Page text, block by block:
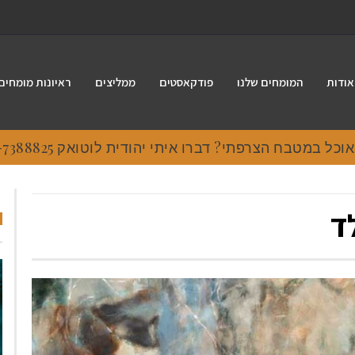
אודות המומחים שלנו פודקאסטים ממליצים ראיונות
במטבח הצרפתי? דברו איתי יהודית לוטואק 054-7388825.